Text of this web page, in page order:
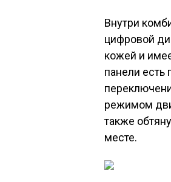
Внутри
цифровой
кожей и
панели
режимом
также
месте.